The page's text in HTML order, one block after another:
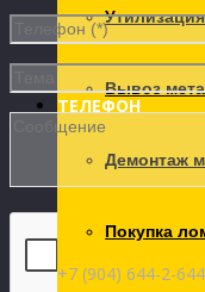
ТЕЛЕФОН
+7 (904) 644-2-644
Вывоз
Демонтаж
Покупка